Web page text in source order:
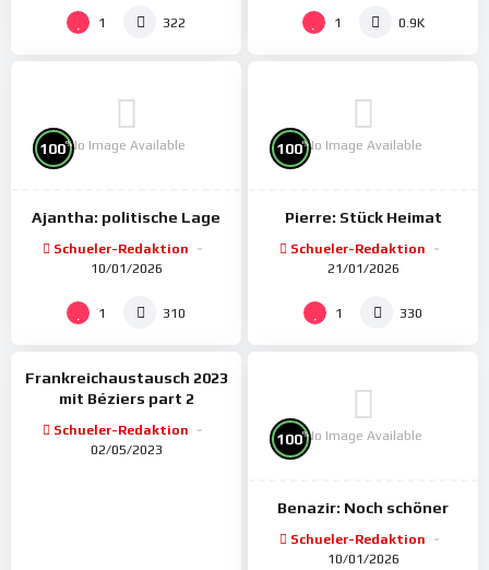
1 322 1 0.9K
No Image Available
100%
Ajantha: politische Lage
Schueler-Redaktion
10/01/2026
1 310
No Image Available
100%
Pierre: Stück Heimat
Schueler-Redaktion
21/01/2026
1 330
%
Frankreichaustausch 2023
mit Béziers part 2
Schueler-Redaktion
02/05/2023
No Image Available
100%
Benazir: Noch schöner
Schueler-Redaktion
10/01/2026